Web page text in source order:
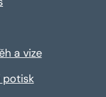
a vize
potisk